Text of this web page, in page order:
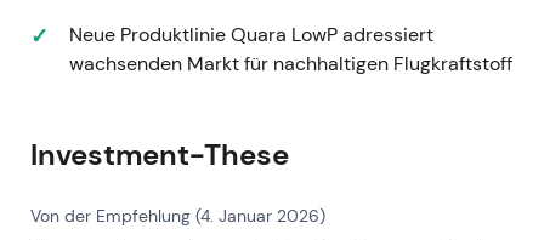
2023‑03‑30 — Aktionäre stimmen der
Transaktion zu
Hauptversammlungen beider Unternehmen –
Novozymes und Chr. Hansen – genehmigten
die entscheidende Governance-Hürde.
Neue Produktlinie Quara LowP adressiert
wachsenden Markt für nachhaltigen Flugkraftstoff
Investment-These
Von der Empfehlung (4. Januar 2026)